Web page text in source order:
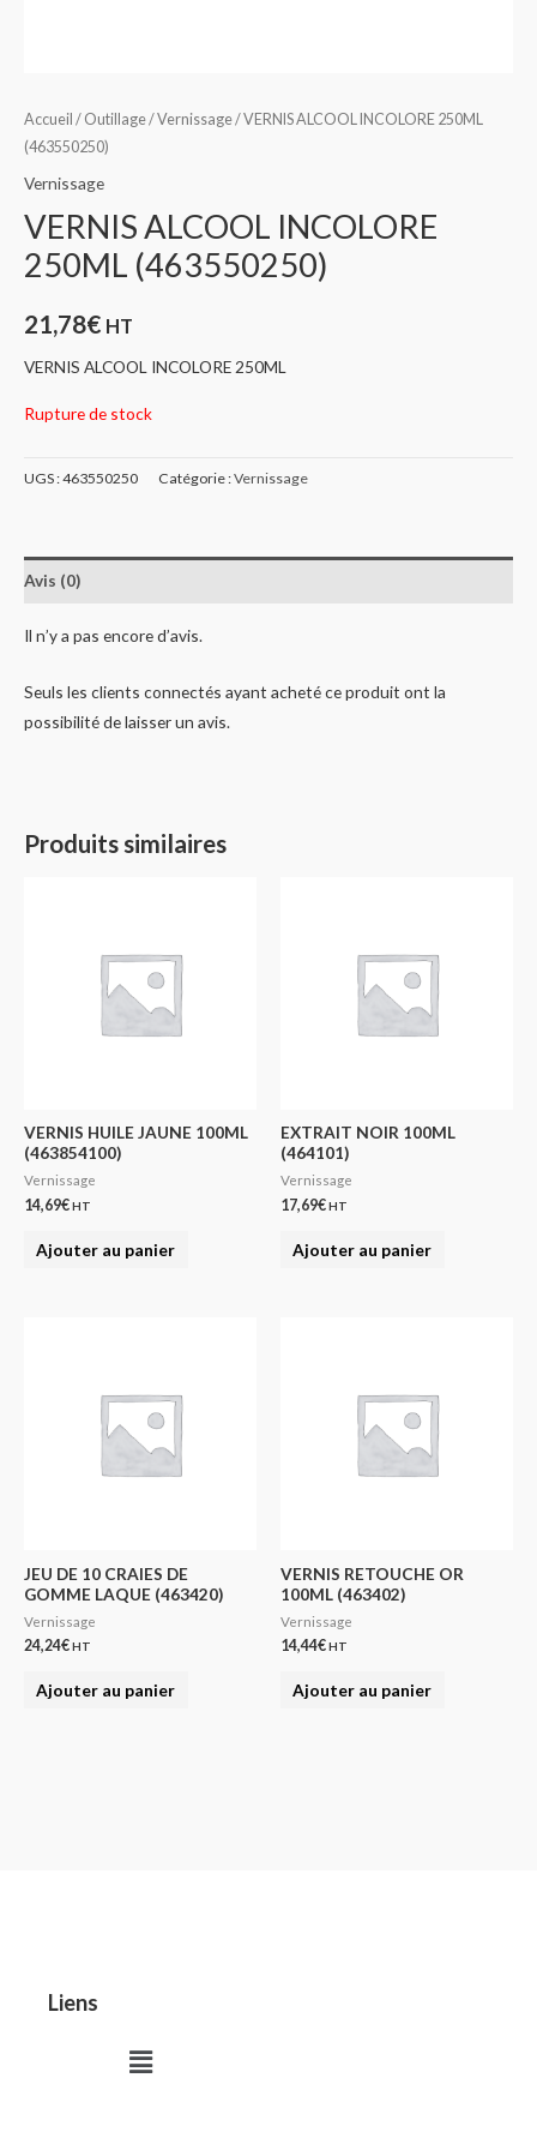
Accueil / Outillage/Vernissage/ VERNIS ALCOOL INCOLORE 250ML
(463550250)
Vernissage
VERNIS ALCOOL INCOLORE
250ML (463550250)
21,78€ HT
VERNIS ALCOOL INCOLORE 250ML
Rupture de stock
UGS :463550250 Catégorie :Vernissage
Avis (0)
Il n’y a pas encore d’avis.
Seuls les clients connectés ayant acheté ce produit ont la
possibilité de laisser un avis.
Produits similaires
VERNIS HUILE JAUNE 100ML
(463854100)
Vernissage
14,69€HT
Ajouter au panier
EXTRAIT NOIR 100ML
(464101)
Vernissage
17,69€HT
Ajouter au panier
JEU DE 10 CRAIES DE
GOMME LAQUE (463420)
Vernissage
24,24€HT
Ajouter au panier
VERNIS RETOUCHE OR
100ML (463402)
Vernissage
14,44€HT
Ajouter au panier
Liens
Menu